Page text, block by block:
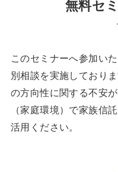
無料セ
このセミナーへ参加い
別相談を実施しており
の方向性に関する不安
（家庭環境）で家族信
活用ください。